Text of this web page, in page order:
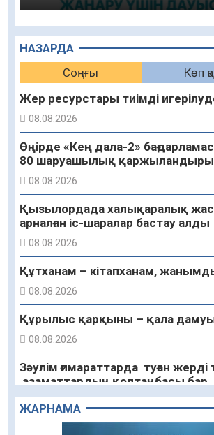
НАЗАРДА
Соңғы
Көп
Жер ресурстары тиімді
08.08.2026
Өңірде «Кең дала-2»
80 шаруашылық
08.08.2026
Қызылордада халықаралық
арналған іс-шаралар бастау алды
08.08.2026
Құтханам – кітапханам,
08.08.2026
Құрылыс қарқыны – қала
08.08.2026
Зәулім ғимараттарда туған жерді
азаматтардың қолтаңбасы бар
ЖАРНАМА